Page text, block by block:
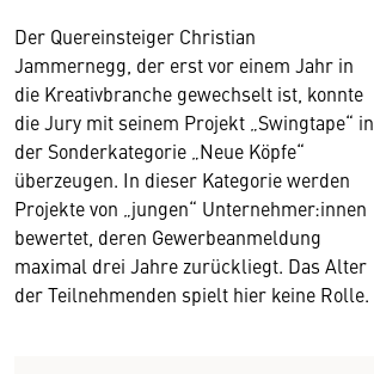
Der Quereinsteiger Christian
Jammernegg, der erst vor einem Jahr in
die Kreativbranche gewechselt ist, konnte
die Jury mit seinem Projekt „Swingtape“ in
der Sonderkategorie „Neue Köpfe“
überzeugen. In dieser Kategorie werden
Projekte von „jungen“ Unternehmer:innen
bewertet, deren Gewerbeanmeldung
maximal drei Jahre zurückliegt. Das Alter
der Teilnehmenden spielt hier keine Rolle.